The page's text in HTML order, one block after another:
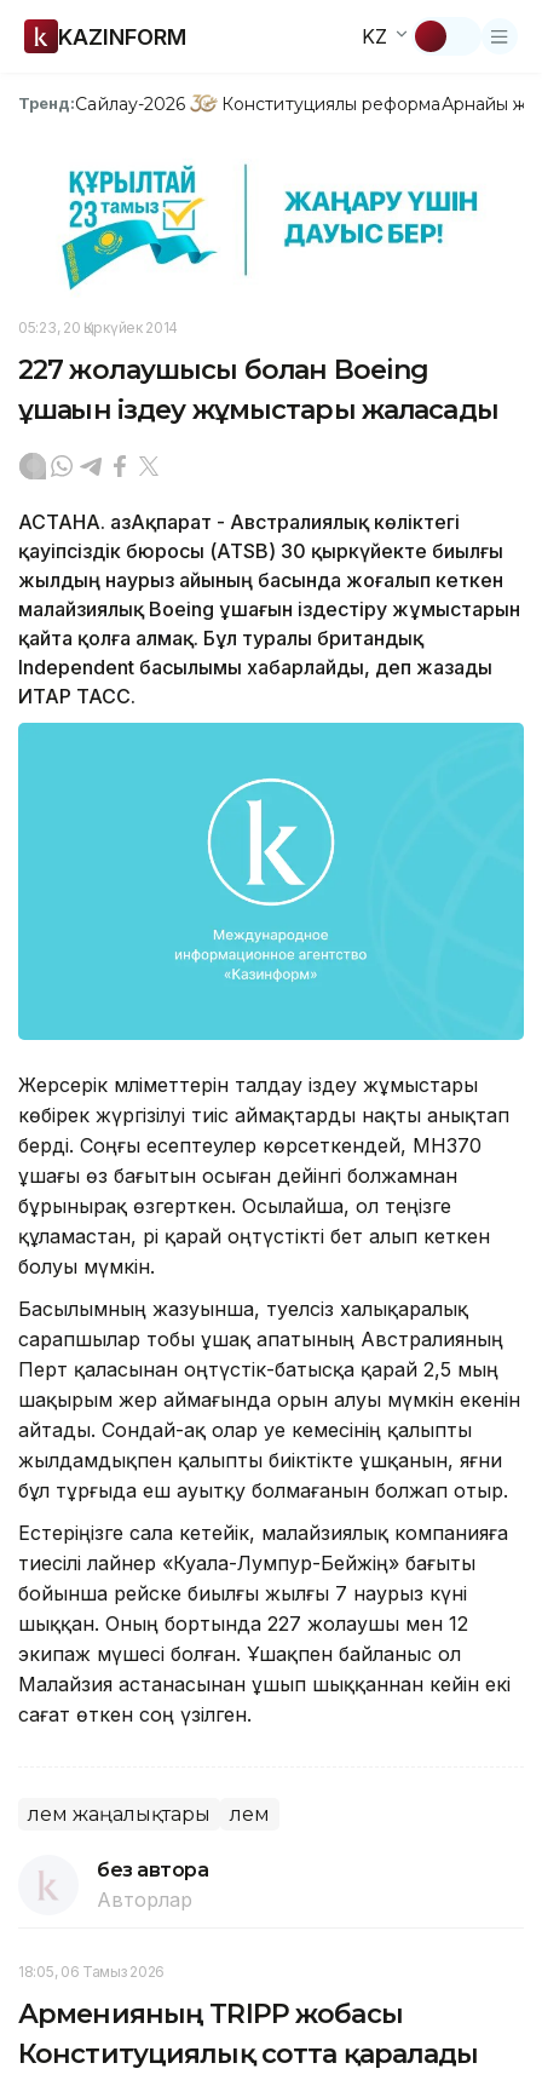
KAZINFORM KZ
Тренд:Сайлау-2026 Конституциялық реформаАрнайы
05:23, 20 Қыркүйек 2014
227 жолаушысы болған Boeing
ұшағын іздеу жұмыстары жалғасады
АСТАНА. ҚазАқпарат - Австралиялық көліктегі
қауіпсіздік бюросы (ATSB) 30 қыркүйекте биылғы
жылдың наурыз айының басында жоғалып кеткен
малайзиялық Boeing ұшағын іздестіру жұмыстарын
қайта қолға алмақ. Бұл туралы британдық
Independent басылымы хабарлайды, деп жазады
ИТАР ТАСС.
Жерсерік мәліметтерін талдау іздеу жұмыстары
көбірек жүргізілуі тиіс аймақтарды нақты анықтап
берді. Соңғы есептеулер көрсеткендей, MH370
ұшағы өз бағытын осыған дейінгі болжамнан
бұрынырақ өзгерткен. Осылайша, ол теңізге
құламастан, әрі қарай оңтүстікті бет алып кеткен
болуы мүмкін.
Басылымның жазуынша, тәуелсіз халықаралық
сарапшылар тобы ұшақ апатының Австралияның
Перт қаласынан оңтүстік-батысқа қарай 2,5 мың
шақырым жер аймағында орын алуы мүмкін екенін
айтады. Сондай-ақ олар әуе кемесінің қалыпты
жылдамдықпен қалыпты биіктікте ұшқанын, яғни
бұл тұрғыда еш ауытқу болмағанын болжап отыр.
Естеріңізге сала кетейік, малайзиялық компанияға
тиесілі лайнер «Куала-Лумпур-Бейжің» бағыты
бойынша рейске биылғы жылғы 7 наурыз күні
шыққан. Оның бортында 227 жолаушы мен 12
экипаж мүшесі болған. Ұшақпен байланыс ол
Малайзия астанасынан ұшып шыққаннан кейін екі
сағат өткен соң үзілген.
Әлем жаңалықтары Әлем
без автора
Авторлар
18:05, 06 Тамыз 2026
Арменияның TRIPP жобасы
Конституциялық сотта қаралады